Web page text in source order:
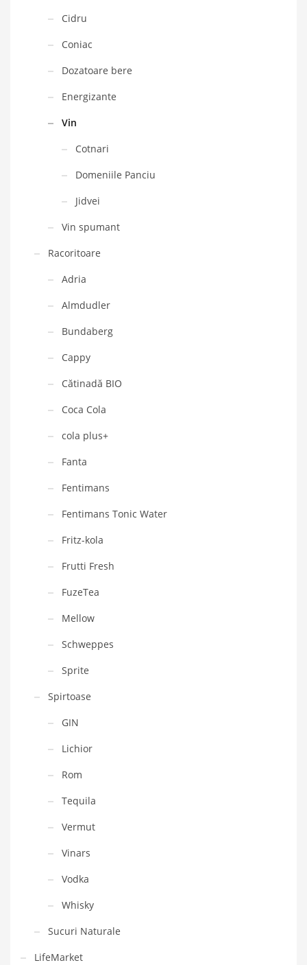
Cidru
Coniac
Dozatoare bere
Energizante
Vin
Cotnari
Domeniile Panciu
Jidvei
Vin spumant
Racoritoare
Adria
Almdudler
Bundaberg
Cappy
Cătinadă BIO
Coca Cola
cola plus+
Fanta
Fentimans
Fentimans Tonic Water
Fritz-kola
Frutti Fresh
FuzeTea
Mellow
Schweppes
Sprite
Spirtoase
GIN
Lichior
Rom
Tequila
Vermut
Vinars
Vodka
Whisky
Sucuri Naturale
LifeMarket